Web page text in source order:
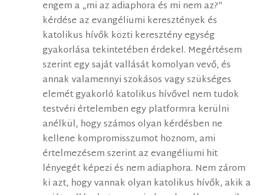
engem a „mi az adiaphora és mi nem az?”
kérdése az evangéliumi keresztények és
katolikus hívők közti keresztény egység
gyakorlása tekintetében érdekel. Megértésem
szerint egy saját vallását komolyan vevő, és
annak valamennyi szokásos vagy szükséges
elemét gyakorló katolikus hívővel nem tudok
testvéri értelemben egy platformra kerülni
anélkül, hogy számos olyan kérdésben ne
kellene kompromisszumot hoznom, ami
értelmezésem szerint az evangéliumi hit
lényegét képezi és nem adiaphora. Nem zárom
ki azt, hogy vannak olyan katolikus hívők, akik a